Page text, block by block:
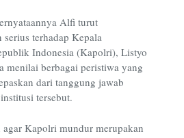
Alfi turut
terhadap Kepala
Indonesia (Kapolri), Listyo
menilai berbagai peristiwa yang
dari tanggung jawab
tersebut.
Kapolri mundur merupakan